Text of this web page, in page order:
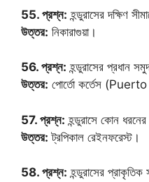
55. প্রশ্ন: হন্ডুরাসের দক্ষিণ
উত্তর: নিকারাগুয়া।
56. প্রশ্ন: হন্ডুরাসের প্রধান
উত্তর: পোর্তো কর্তেস
57. প্রশ্ন: হন্ডুরাসে কোন
উত্তর: ট্রপিকাল রেইনফরেস্ট।
58. প্রশ্ন: হন্ডুরাসের